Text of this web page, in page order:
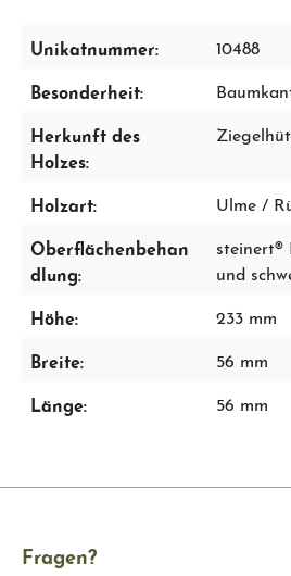
Unikatnummer: 10488
Besonderheit:
Herkunft des
Holzes:
Holzart: Ulme /
Oberflächenbehan
dlung:
steinert®
und
Höhe: 233 mm
Breite: 56 mm
Länge: 56 mm
Fragen?